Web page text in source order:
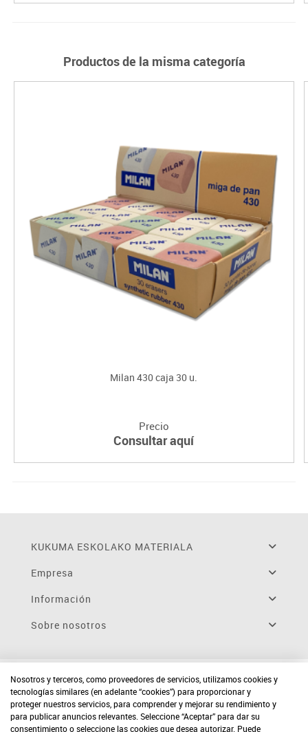
Productos de la misma categoría
Milan 430 caja 30 u.
Precio
Consultar aquí
KUKUMA ESKOLAKO MATERIALA
Empresa
Información
Sobre nosotros
Nosotros y terceros, como proveedores de servicios, utilizamos cookies y
tecnologías similares (en adelante “cookies”) para proporcionar y
proteger nuestros servicios, para comprender y mejorar su rendimiento y
para publicar anuncios relevantes. Seleccione “Aceptar” para dar su
consentimiento o seleccione las cookies que desea autorizar. Puede